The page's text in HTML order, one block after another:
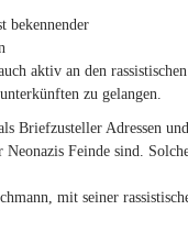
bekennender
aktiv an den
zu gelangen.
Briefzusteller Adressen
Feinde sind.
mit seiner